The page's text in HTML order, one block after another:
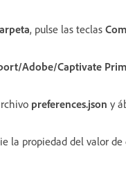
, pulse las teclas
Adobe/Captivate
preferences.json y
la propiedad del valor de